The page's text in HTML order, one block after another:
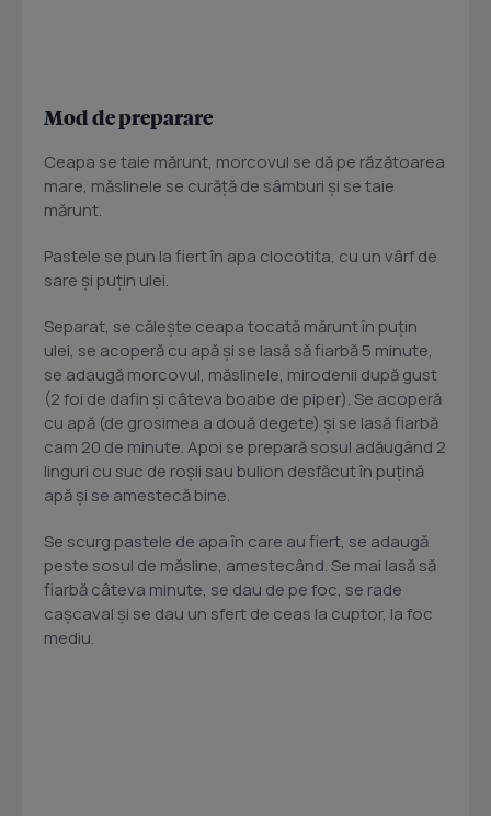
Mod de preparare
Ceapa se taie mărunt, morcovul se dă pe răzătoarea
mare, măslinele se curăţă de sâmburi şi se taie
mărunt.
Pastele se pun la fiert în apa clocotita, cu un vârf de
sare şi puţin ulei.
Separat, se căleşte ceapa tocată mărunt în puţin
ulei, se acoperă cu apă şi se lasă să fiarbă 5 minute,
se adaugă morcovul, măslinele, mirodenii după gust
(2 foi de dafin şi câteva boabe de piper). Se acoperă
cu apă (de grosimea a două degete) şi se lasă fiarbă
cam 20 de minute. Apoi se prepară sosul adăugând 2
linguri cu suc de roşii sau bulion desfăcut în puţină
apă şi se amestecă bine.
Se scurg pastele de apa în care au fiert, se adaugă
peste sosul de măsline, amestecând. Se mai lasă să
fiarbă câteva minute, se dau de pe foc, se rade
caşcaval şi se dau un sfert de ceas la cuptor, la foc
mediu.